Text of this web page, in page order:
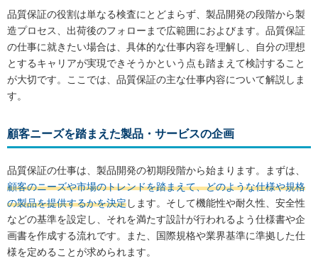
品質保証の役割は単なる検査にとどまらず、製品開発の段階から製
造プロセス、出荷後のフォローまで広範囲におよびます。品質保証
の仕事に就きたい場合は、具体的な仕事内容を理解し、自分の理想
とするキャリアが実現できそうかという点も踏まえて検討すること
が大切です。ここでは、品質保証の主な仕事内容について解説しま
す。
顧客ニーズを踏まえた製品・サービスの企画
品質保証の仕事は、製品開発の初期段階から始まります。まずは、
顧客のニーズや市場のトレンドを踏まえて、どのような仕様や規格
の製品を提供するかを決定します。そして機能性や耐久性、安全性
などの基準を設定し、それを満たす設計が行われるよう仕様書や企
画書を作成する流れです。また、国際規格や業界基準に準拠した仕
様を定めることが求められます。